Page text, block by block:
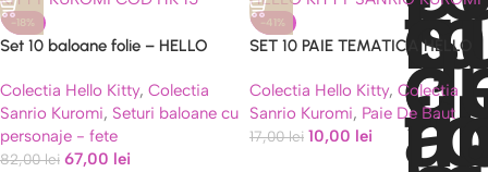
-18%
Set 10 baloane folie – HELLO
Colectia Hello Kitty, Colectia
Sanrio Kuromi, Seturi baloane cu
personaje - fete
82,00lei 67,00 lei
-41%
SET 10 PAIE TEMATICA HELLO
KITTY SANRIO KUROMI
Colectia Hello Kitty, Colectia
Sanrio Kuromi, Paie De Baut
17,00lei 10,00 lei